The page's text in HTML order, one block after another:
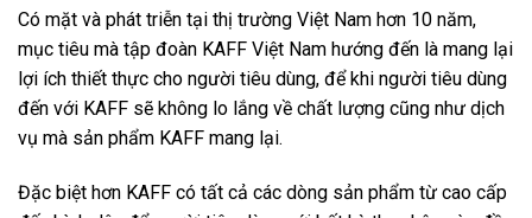
Có mặt và phát triễn tại thị trường Việt Nam hơn 10 năm,
mục tiêu mà tập đoàn KAFF Việt Nam hướng đến là mang lại
lợi ích thiết thực cho người tiêu dùng, để khi người tiêu dùng
đến với KAFF sẽ không lo lắng về chất lượng cũng như dịch
vụ mà sản phẩm KAFF mang lại.
Đặc biệt hơn KAFF có tất cả các dòng sản phẩm từ cao cấp